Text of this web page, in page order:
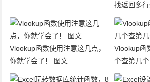
找返回多
文
Vlookup函数使用注意这几点，
你就学会了！ 图文
Vlookup函
个查第几